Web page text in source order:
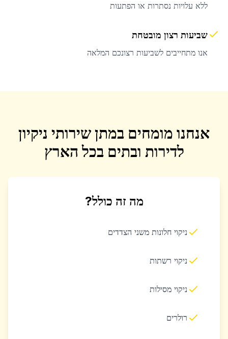
ללא עלויות נסתרות או הפתעות
שביעות רצון מובטחת
אנו מתחייבים לשביעות רצונכם המלאה
אנחנו מומחים במתן שירותי ניקיון
לדירות ובתים בכל הארץ
מה זה כולל?
ניקוי חלונות משני הצדדים
ניקוי רשתות
ניקוי מסילות
רולרים